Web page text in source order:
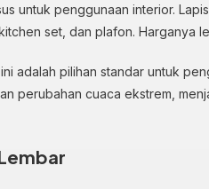
untuk penggunaan interior.
set, dan plafon. Harganya
adalah pilihan standar untuk
perubahan cuaca ekstrem,